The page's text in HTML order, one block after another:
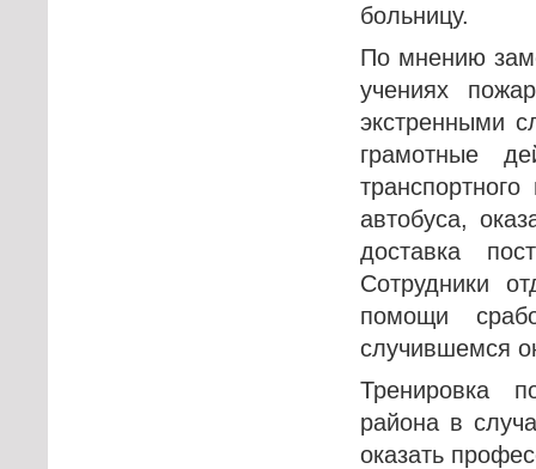
больницу.
По мнению
учениях
экстренными
грамотные
автобуса,
доставка
Сотрудники
помощи
случившемся
Тренировка
района в
оказать